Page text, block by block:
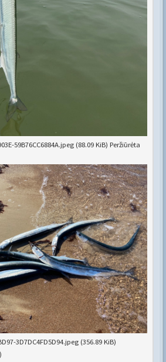
59B76CC6884A.jpeg (88.09 KiB) Peržiūrėta
3D7DC4FD5D94.jpeg (356.89 KiB)